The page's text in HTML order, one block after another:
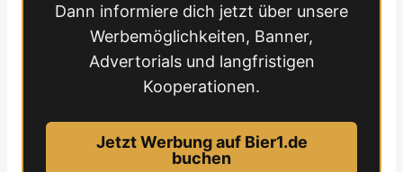
Dann informiere dich jetzt über unsere
Werbemöglichkeiten, Banner,
Advertorials und langfristigen
Kooperationen.
Jetzt Werbung auf Bier1.de
buchen